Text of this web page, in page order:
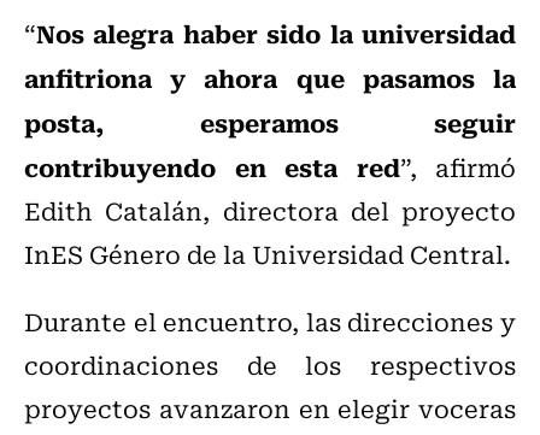
“Nos alegra haber sido la universidad
anfitriona y ahora que pasamos la
posta, esperamos seguir
contribuyendo en esta red”, afirmó
Edith Catalán, directora del proyecto
InES Género de la Universidad Central.
Durante el encuentro, las direcciones y
coordinaciones de los respectivos
proyectos avanzaron en elegir voceras